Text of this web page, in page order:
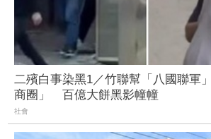
二殯白事染黑1／竹聯幫「八國聯軍
商圈」 百億大餅黑影幢幢
社會